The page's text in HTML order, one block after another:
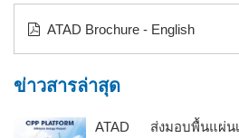
ATAD Brochure - English
ข่าวสารล่าสุด
ATAD ส่งมอบพื้นแผ่นเ